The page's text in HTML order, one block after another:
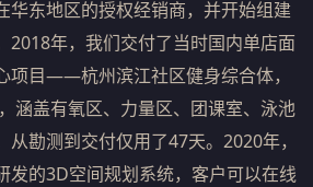
华东地区的授权经销商，并开始组建
2018年，我们交付了当时国内单店面
项目——杭州滨江社区健身综合体，
涵盖有氧区、力量区、团课室、泳池
勘测到交付仅用了47天。2020年，
发的3D空间规划系统，客户可以在线